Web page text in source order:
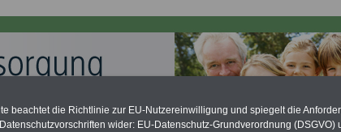
beachtet die Richtlinie zur EU-Nutzereinwilligung und spiegelt die
wider: EU-Datenschutz-Grundverordnung (DSGVO)